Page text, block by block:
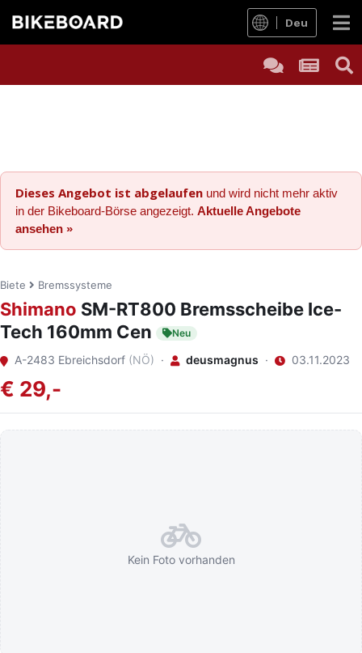
Deu
Dieses Angebot ist abgelaufen und wird nicht mehr aktiv
in der Bikeboard-Börse angezeigt. Aktuelle Angebote
ansehen »
Biete Bremssysteme
Shimano SM-RT800 Bremsscheibe Ice-
Tech 160mm Cen
Neu
A-2483 Ebreichsdorf (NÖ) · deusmagnus · 03.11.2023
€ 29,-
Kein Foto vorhanden